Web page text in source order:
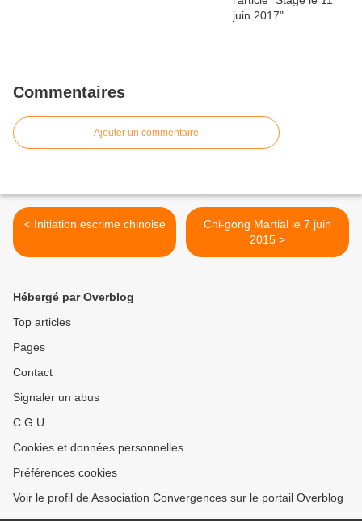
Commentaires
Ajouter un commentaire
< Initiation escrime chinoise
Chi-gong Martial le 7 juin
2015 >
Hébergé par Overblog
Top articles
Pages
Contact
Signaler un abus
C.G.U.
Cookies et données personnelles
Préférences cookies
Voir le profil de Association Convergences sur le portail Overblog